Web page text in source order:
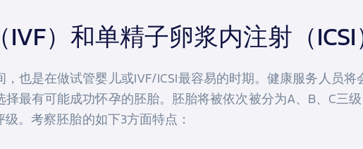
）和单精子卵浆内注射（
也是在做试管婴儿或IVF/ICSI最容易的时期。健康服务人员
最有可能成功怀孕的胚胎。胚胎将被依次被分为A、B、C三
。考察胚胎的如下3方面特点：